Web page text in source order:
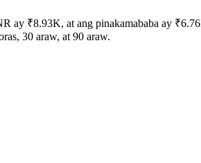
ay ₹8.93K, at ang pinakamababa ay
30 araw, at 90 araw.